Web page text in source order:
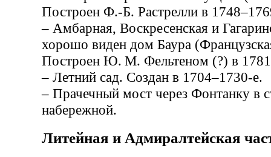
Построен Ф.-Б. Растрелли в
– Амбарная, Воскресенская и
хорошо виден дом Баура
Построен Ю. М. Фельтеном (?) в
– Летний сад. Создан в 1704–1730-е.
– Прачечный мост через Фонтанку в
набережной.
Литейная и Адмиралтейская